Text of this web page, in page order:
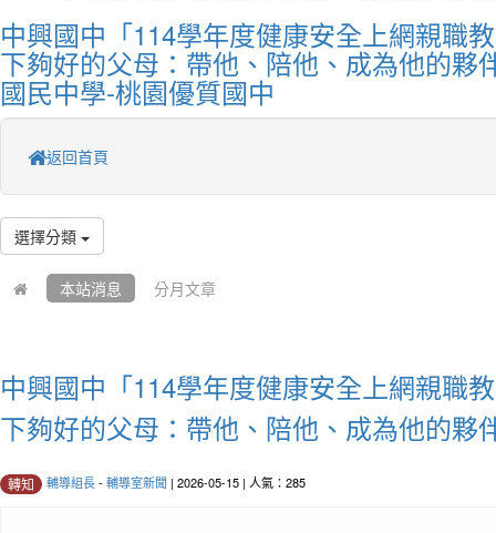
中興國中「114學年度健康安全上網親職
下夠好的父母：帶他、陪他、成為他的夥
國民中學-桃園優質國中
返回首頁
選擇分類
本站消息 分月文章
中興國中「114學年度健康安全上網親職
下夠好的父母：帶他、陪他、成為他的夥
轉知 輔導組長- 輔導室新聞 | 2026-05-15 | 人氣：285